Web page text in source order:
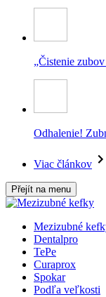
„Čistenie
Odhalenie!
Viac článkov
Přejít na menu
Mezizubné
Dentalpro
TePe
Curaprox
Spokar
Podľa veľkosti